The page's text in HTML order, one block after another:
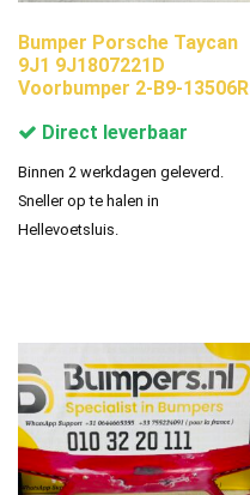
Bumper Porsche Taycan
9J1 9J1807221D
Voorbumper 2-B9-13506R
Direct leverbaar
Binnen 2 werkdagen geleverd.
Sneller op te halen in
Hellevoetsluis.